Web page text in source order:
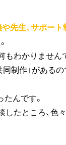
先生、サポー
わかりません
制作」がある
んです。
たところ、色